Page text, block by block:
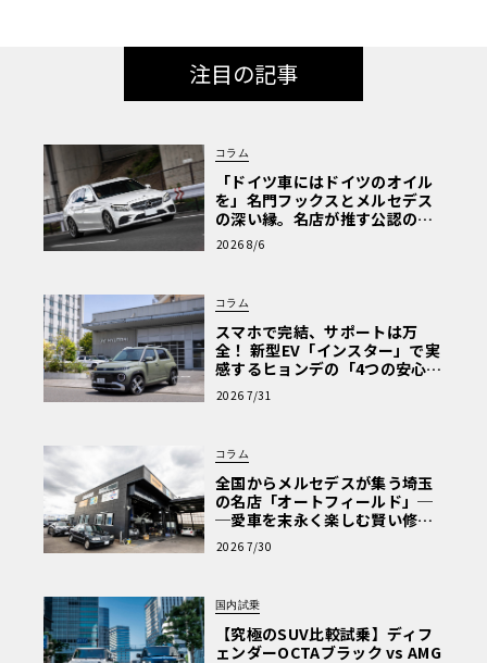
注目の記事
コラム
「ドイツ車にはドイツのオイル
を」名門フックスとメルセデス
の深い縁。名店が推す公認の安
心と、Cクラスで味わうシルキー
な走り〈PR〉
2026 8/6
コラム
スマホで完結、サポートは万
全！ 新型EV「インスター」で実
感するヒョンデの「4つの安心」
【第1回・ヒョンデ6つの疑問：
Why? Hyundai?】〈PR〉
2026 7/31
コラム
全国からメルセデスが集う埼玉
の名店「オートフィールド」─
─愛車を末永く楽しむ賢い修理
術と、プロがフックス製オイル
を選ぶ理由〈PR〉
2026 7/30
国内試乗
【究極のSUV比較試乗】ディフ
ェンダーOCTAブラック vs AMG